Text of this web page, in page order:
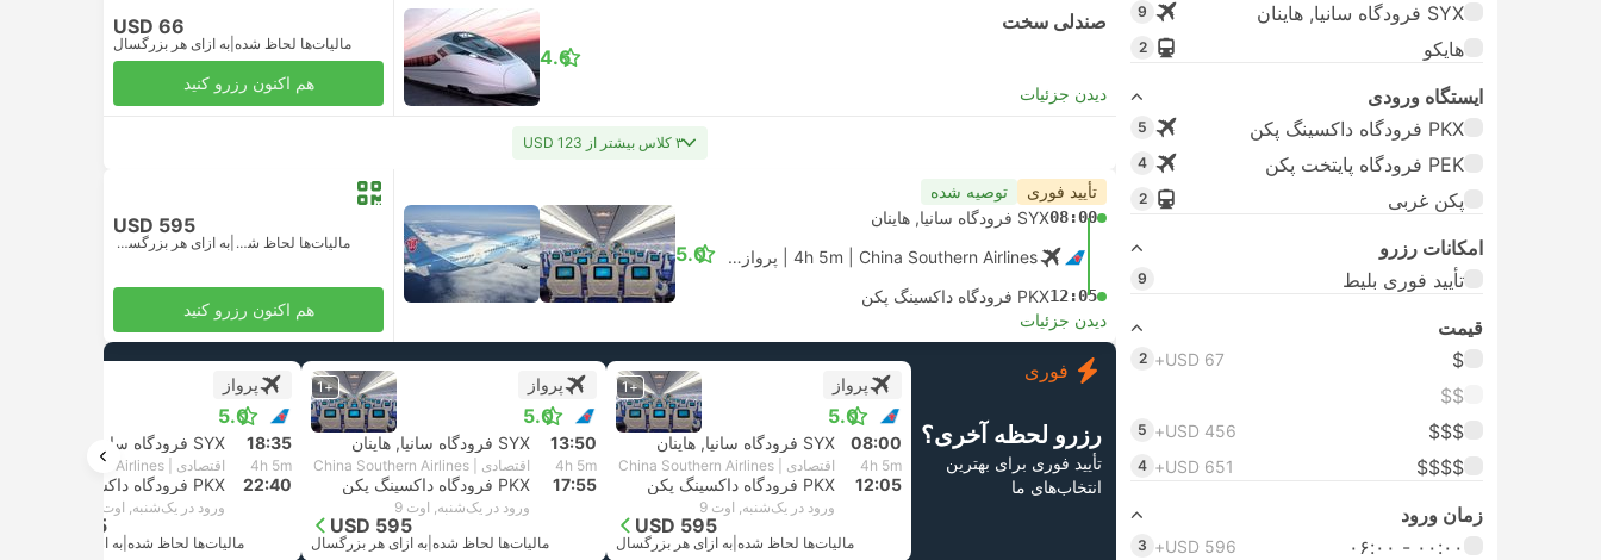
SYX فرودگاه سانیا, هاینان
9
هایکو 2
ایستگاه ورودی
PKX فرودگاه داکسینگ پکن
5
PEK فرودگاه پایتخت پکن 4
پکن غربی 2
امکانات رزرو
تأیید فوری بلیط
9
قیمت
$
USD 67+
2
$$
$$$
USD 456+
5
$$$$
USD 651+
4
زمان ورود
۰۰:۰۰ - ۰۶:۰۰
USD 596+
3
صندلی سخت
دیدن جزئیات
4.6
USD 66
مالیات‌ها لحاظ شده به ازای هر بزرگسال
هم اکنون رزرو کنید
۳ کلاس بیشتر از USD 123
تأیید فوری توصیه شده
08:00SYX فرودگاه سانیا, هاینان
4h 5m | China Southern Airlines پرواز #CZ6711 |اقتصادی
12:05PKX فرودگاه داکسینگ پکن
5.0
دیدن جزئیات
USD 595
مالیات‌ها لحاظ شده | به ازای هر بزرگسال
هم اکنون رزرو کنید
فوری
رزرو لحظه آخری؟
تأیید فوری برای بهترین
انتخاب‌های ما
پرواز
5.0
+1
08:00 SYX فرودگاه سانیا, هاینان
4h 5m اقتصادی | China Southern Airlines
12:05 PKX فرودگاه داکسینگ پکن
ورود در یک‌شنبه, اوت 9
USD 595
مالیات‌ها لحاظ شده به ازای هر بزرگسال
پرواز
5.0
+1
13:50 SYX فرودگاه سانیا, هاینان
4h 5m اقتصادی | China Southern Airlines
17:55 PKX فرودگاه داکسینگ پکن
ورود در یک‌شنبه, اوت 9
USD 595
مالیات‌ها لحاظ شده به ازای هر بزرگسال
پرواز
5.0
18:35 SYX فرودگاه سانیا, هاینان
4h 5m اقتصادی | China Southern Airlines
22:40 PKX فرودگاه داکسینگ پکن
ورود در یک‌شنبه, اوت 9
USD 595
مالیات‌ها لحاظ شده به ازای هر بزرگسال